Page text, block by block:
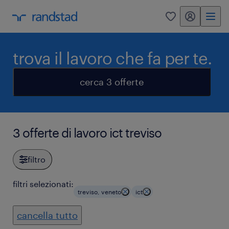
0 my randstad
trova il lavoro che fa per te.
cerca 3 offerte
3 offerte di lavoro ict treviso
filtro
filtri selezionati:
treviso, veneto ict
cancella tutto